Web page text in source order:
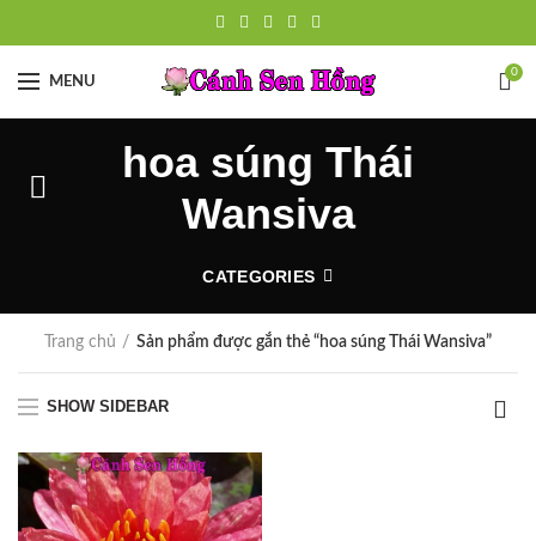
MENU
0
hoa súng Thái
Wansiva
CATEGORIES
Trang chủ Sản phẩm được gắn thẻ “hoa súng Thái Wansiva”
SHOW SIDEBAR